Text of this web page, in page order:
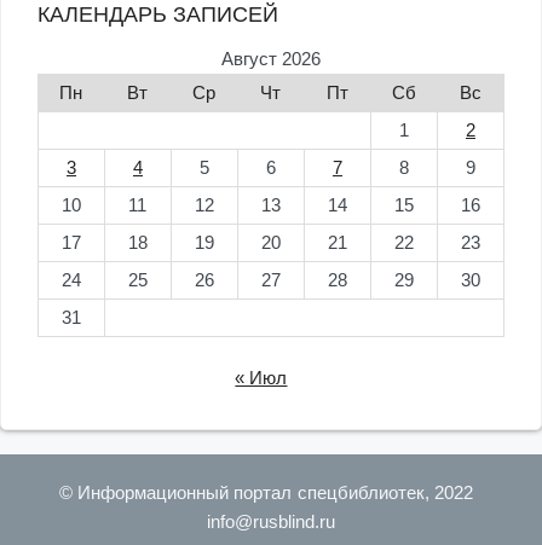
КАЛЕНДАРЬ ЗАПИСЕЙ
Август 2026
Пн
Вт Ср Чт Пт Сб
Вс
1
2
3
4 5 6 7 8
9
10
11 12 13 14 15
16
17
18 19 20 21 22
23
24
25 26 27 28 29
30
31
« Июл
© Информационный портал спецбиблиотек, 2022
info@rusblind.ru